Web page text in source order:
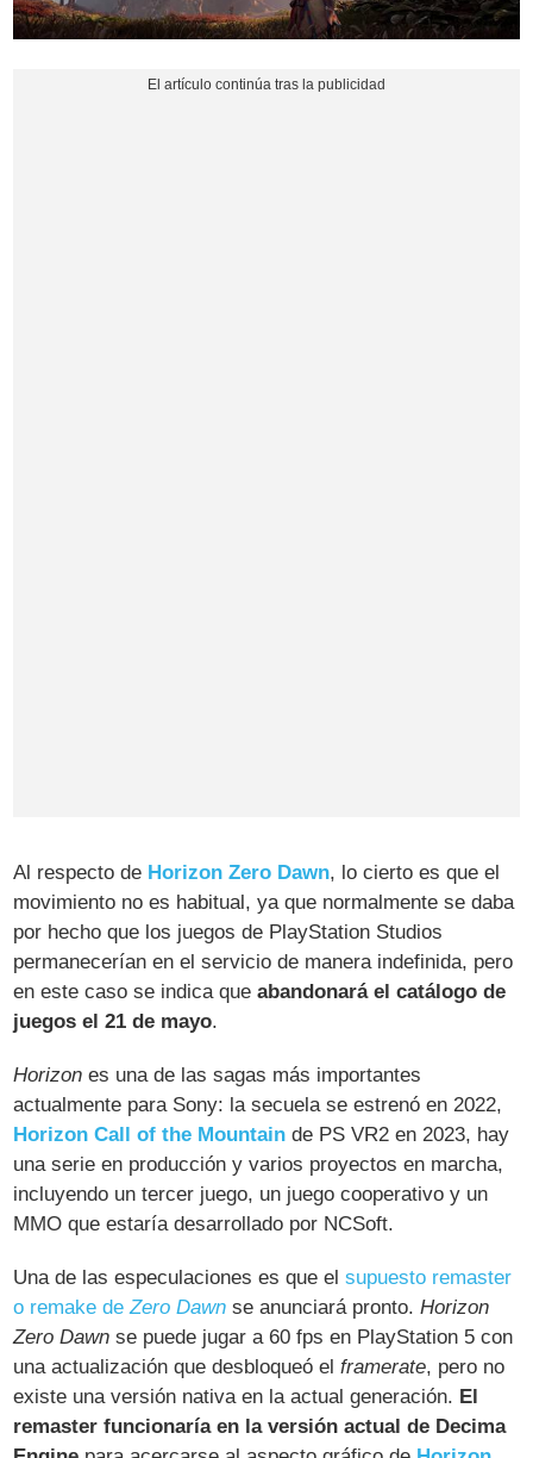
Al respecto de Horizon Zero Dawn, lo cierto es que el
movimiento no es habitual, ya que normalmente se daba
por hecho que los juegos de PlayStation Studios
permanecerían en el servicio de manera indefinida, pero
en este caso se indica queabandonará el catálogo de
juegos el 21 de mayo.
Horizon es una de las sagas más importantes
actualmente para Sony: la secuela se estrenó en 2022,
Horizon Call of the Mountain de PS VR2 en 2023, hay
una serie en producción y varios proyectos en marcha,
incluyendo un tercer juego, un juego cooperativo y un
MMO que estaría desarrollado por NCSoft.
Una de las especulaciones es que elsupuesto remaster
o remake deZero Dawn se anunciará pronto.Horizon
Zero Dawn se puede jugar a 60 fps en PlayStation 5 con
una actualización que desbloqueó elframerate, pero no
existe una versión nativa en la actual generación. El
remaster funcionaría en la versión actual de Decima